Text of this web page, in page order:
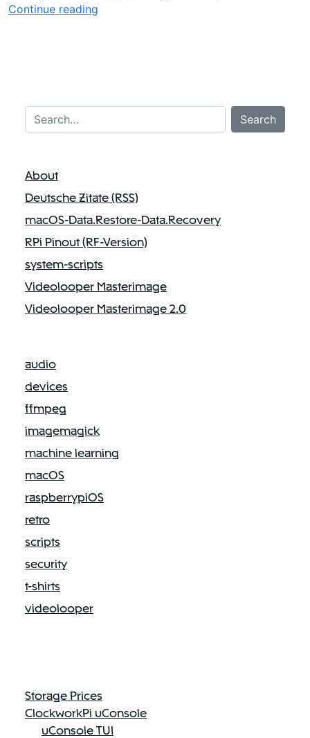
Continue reading
e
r
i
t
n
s
t
l
a
t
u
Search… Search
About
Deutsche Zitate (RSS)
macOS-Data.Restore-Data.Recovery
RPi Pinout (RF-Version)
system-scripts
Videolooper Masterimage
Videolooper Masterimage 2.0
audio
devices
ffmpeg
imagemagick
machine learning
macOS
raspberrypiOS
retro
scripts
security
t-shirts
videolooper
Storage Prices
ClockworkPi uConsole
uConsole TUI